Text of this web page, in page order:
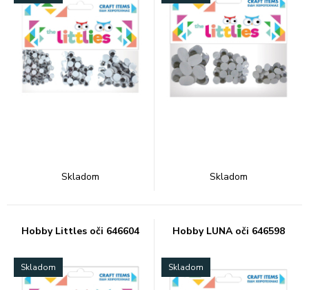
Skladom Skladom
Hobby Littles oči 646604
Skladom
Hobby LUNA oči 646598
Skladom